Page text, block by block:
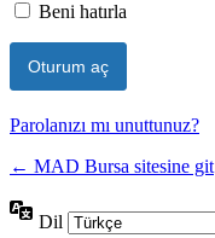
Beni hatırla
Parolanızı mı unuttunuz?
← MAD Bursa sitesine git
Dil